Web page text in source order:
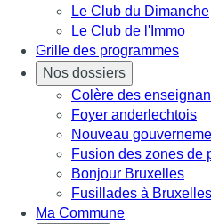
Le Club du Dimanche
Le Club de l'Immo
Grille des programmes
Nos dossiers
Colère des
Foyer anderlechtois
Nouveau
Fusion des zones de
Bonjour Bruxelles
Fusillades à Bruxelles
Ma Commune